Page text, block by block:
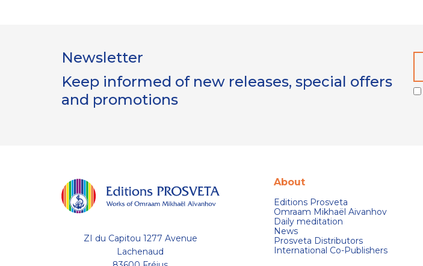
des Cookies
Les Éditions Prosveta utilisent des
cookies nécessaires au bon
navigation : conservation de votre liste (wishlist) et de
votre panier, avec ou sans compte utilisateur. D'autres
catégories de cookies peuvent être utilisées à des fins
Newsletter
Keep informed of new releases, special offers
and promotions
ZI du Capitou 1277 Avenue
Lachenaud
About
Editions Prosveta
Omraam Mikhaël Aivanhov
Daily meditation
News
Prosveta Distributors
International Co-Publishers